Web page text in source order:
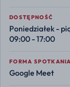
DOSTĘPNOŚĆ
Poniedziałek -
09:00 - 17:00
FORMA SPOTKANIA
Google Meet